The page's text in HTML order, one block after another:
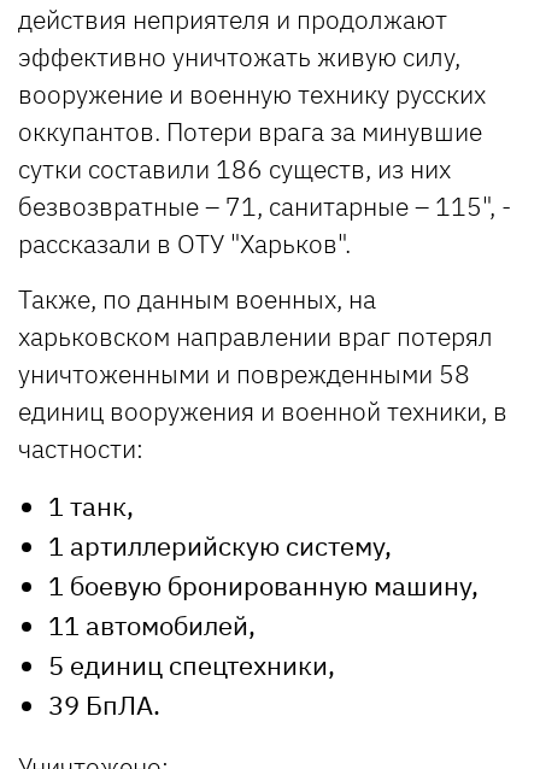
действия неприятеля и продолжают
эффективно уничтожать живую силу,
вооружение и военную технику русских
оккупантов. Потери врага за минувшие
сутки составили 186 существ, из них
безвозвратные – 71, санитарные – 115", -
рассказали в ОТУ "Харьков".
Также, по данным военных, на
харьковском направлении враг потерял
уничтоженными и поврежденными 58
единиц вооружения и военной техники, в
частности:
1 танк,
1 артиллерийскую систему,
1 боевую бронированную машину,
11 автомобилей,
5 единиц спецтехники,
39 БпЛА.